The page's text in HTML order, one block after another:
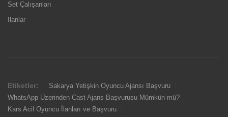
Set Çalışanları
İlanlar
Etiketler:
Sakarya Yetişkin Oyuncu Ajansı Başvuru
WhatsApp Üzerinden Cast Ajans Başvurusu Mümkün mü?
Kars Acil Oyuncu İlanları ve Başvuru